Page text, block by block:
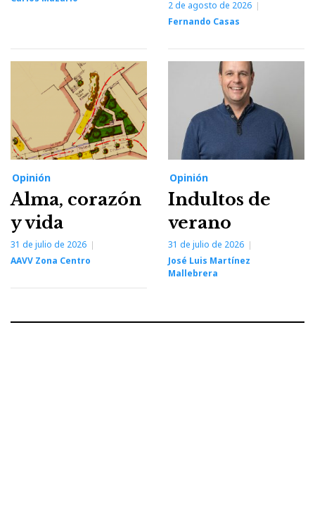
2 de agosto de 2026
Fernando Casas
Opinión
Alma, corazón
y vida
31 de julio de 2026
AAVV Zona Centro
Opinión
Indultos de
verano
31 de julio de 2026
José Luis Martínez
Mallebrera